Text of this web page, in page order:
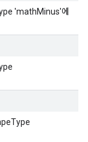
'mathMinus'에